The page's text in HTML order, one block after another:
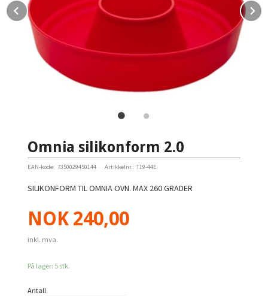
Prev
Omnia silikonform 2.0
EAN-kode: 7350029450144 Artikkelnr.: T19-44E
SILIKONFORM TIL OMNIA OVN. MAX 260 GRADER
Pris
NOK 240,00
inkl. mva.
På lager: 5 stk.
Antall